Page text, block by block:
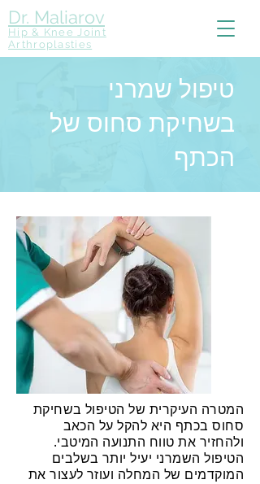
Dr. Maliarov
Hip & Knee Joint
Arthroplasties
טיפול שמרני
בשחיקת סחוס של
הכתף
המטרה העיקרית של הטיפול בשחיקת
סחוס בכתף היא להקל על הכאב
ולהחזיר את טווח התנועה המיטבי.
הטיפול השמרני יעיל יותר בשלבים
המוקדמים של המחלה ועוזר לעצור את